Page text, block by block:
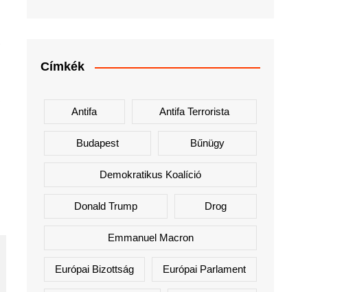
Címkék
Antifa Antifa Terrorista
Budapest Bűnügy
Demokratikus Koalíció
Donald Trump Drog
Emmanuel Macron
Európai Bizottság Európai Parlament